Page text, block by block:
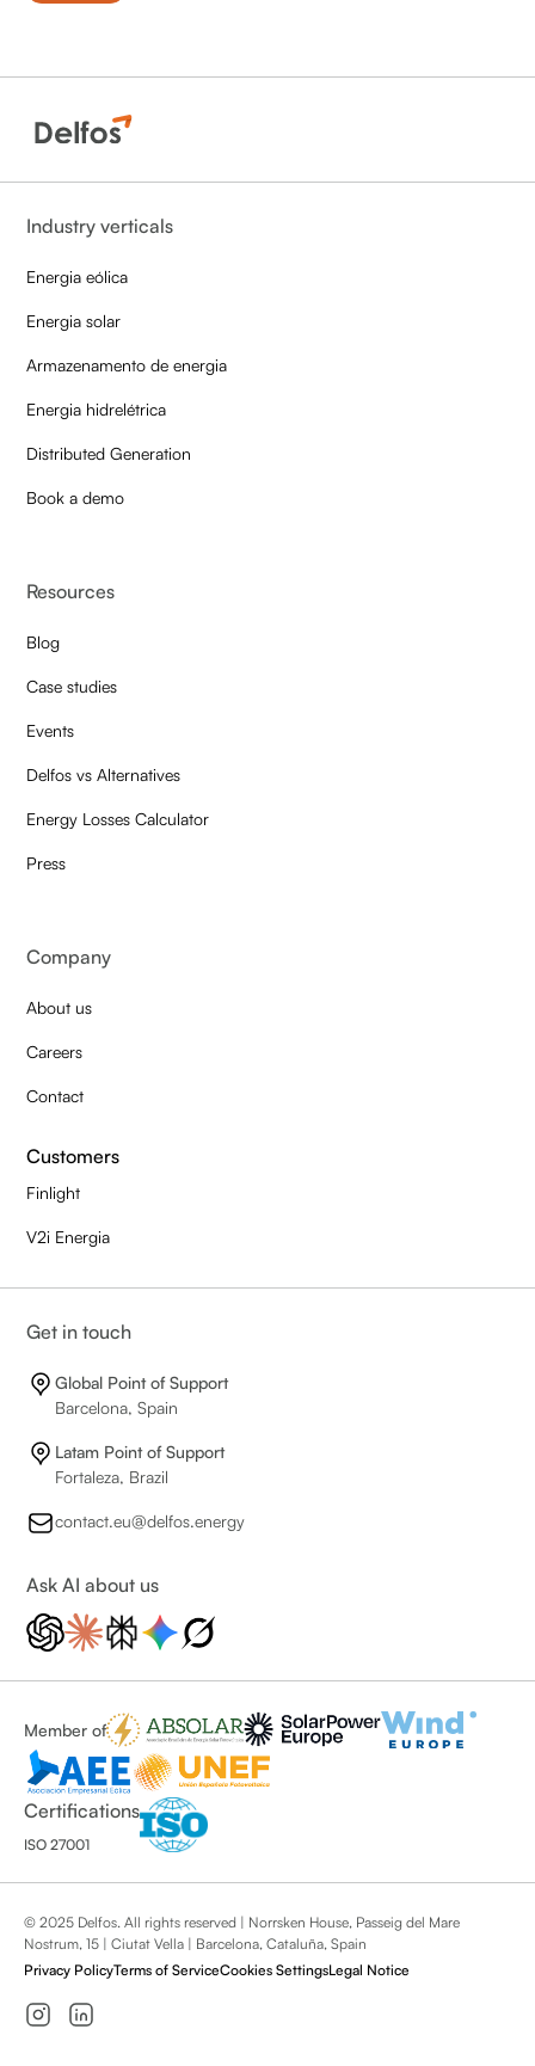
Industry verticals
Energia eólica
Energia solar
Armazenamento de energia
Energia hidrelétrica
Distributed Generation
Book a demo
Resources
Blog
Case studies
Events
Delfos vs Alternatives
Energy Losses Calculator
Press
Company
About us
Careers
Contact
Customers
Finlight
V2i Energia
Get in touch
Global Point of Support
Barcelona, Spain
Latam Point of Support
Fortaleza, Brazil
contact.eu@delfos.energy
Ask AI about us
Member of
Certifications
ISO 27001
© 2025 Delfos. All rights reserved | Norrsken House, Passeig del Mare
Nostrum, 15 | Ciutat Vella | Barcelona, Cataluña, Spain
Privacy PolicyTerms of ServiceCookies SettingsLegal Notice